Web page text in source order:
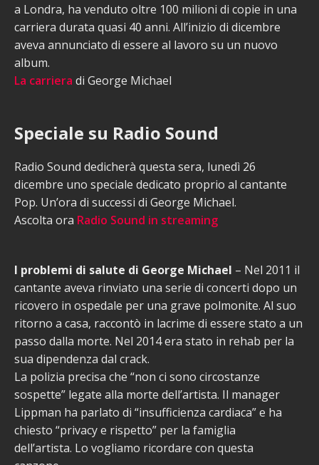
a Londra, ha venduto oltre 100 milioni di copie in una
carriera durata quasi 40 anni. All’inizio di dicembre
aveva annunciato di essere al lavoro su un nuovo
album.
La carriera di George Michael
Speciale su Radio Sound
Radio Sound dedicherà questa sera, lunedì 26
dicembre uno speciale dedicato proprio al cantante
Pop. Un’ora di successi di George Michael.
Ascolta ora Radio Sound in streaming
I problemi di salute di George Michael – Nel 2011 il
cantante aveva rinviato una serie di concerti dopo un
ricovero in ospedale per una grave polmonite. Al suo
ritorno a casa, raccontò in lacrime di essere stato a un
passo dalla morte. Nel 2014 era stato in rehab per la
sua dipendenza dal crack.
La polizia precisa che “non ci sono circostanze
sospette” legate alla morte dell’artista. Il manager
Lippman ha parlato di “insufficienza cardiaca” e ha
chiesto “privacy e rispetto” per la famiglia
dell’artista. Lo vogliamo ricordare con questa